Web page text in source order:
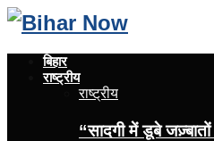
बिहार
राष्ट्रीय
राष्ट्रीय
“सादगी में डूबे